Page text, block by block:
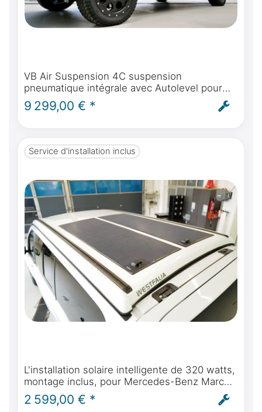
VB Air Suspension 4C suspension
pneumatique intégrale avec Autolevel pour
Mercedes-Benz classe V, Marco Polo,
Horizon, Activity - montage et ABE inclus
9 299,00 € *
Service d'installation inclus
L'installation solaire intelligente de 320 watts,
montage inclus, pour Mercedes-Benz Marco
Polo, Horizon, Activity W447 & Viano Marco
Polo W639 à partir de l'année de construction
2 599,00 € *